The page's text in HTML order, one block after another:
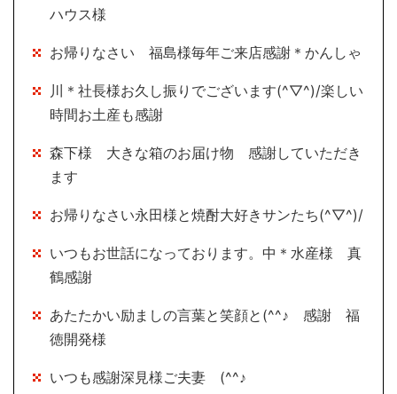
ハウス様
お帰りなさい 福島様毎年ご来店感謝＊かんしゃ
川＊社長様お久し振りでございます(^▽^)/楽しい
時間お土産も感謝
森下様 大きな箱のお届け物 感謝していただき
ます
お帰りなさい永田様と焼酎大好きサンたち(^▽^)/
いつもお世話になっております。中＊水産様 真
鶴感謝
あたたかい励ましの言葉と笑顔と(^^♪ 感謝 福
徳開発様
いつも感謝深見様ご夫妻 (^^♪